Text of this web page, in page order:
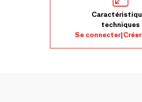
techniques
Se connecter|